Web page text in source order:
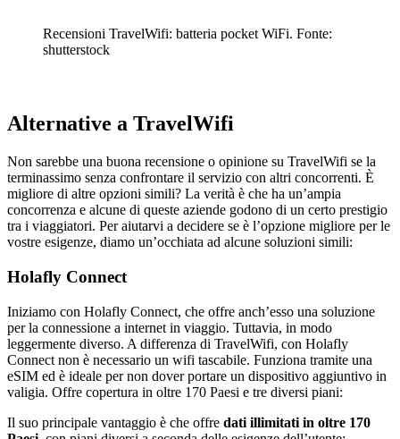
Recensioni TravelWifi: batteria pocket WiFi. Fonte:
shutterstock
Alternative a TravelWifi
Non sarebbe una buona recensione o opinione su TravelWifi se la
terminassimo senza confrontare il servizio con altri concorrenti. È
migliore di altre opzioni simili? La verità è che ha un’ampia
concorrenza e alcune di queste aziende godono di un certo prestigio
tra i viaggiatori. Per aiutarvi a decidere se è l’opzione migliore per le
vostre esigenze, diamo un’occhiata ad alcune soluzioni simili:
Holafly Connect
Iniziamo con Holafly Connect, che offre anch’esso una soluzione
per la connessione a internet in viaggio. Tuttavia, in modo
leggermente diverso. A differenza di TravelWifi, con Holafly
Connect non è necessario un wifi tascabile. Funziona tramite una
eSIM ed è ideale per non dover portare un dispositivo aggiuntivo in
valigia. Offre copertura in oltre 170 Paesi e tre diversi piani:
Il suo principale vantaggio è che offre dati illimitati in oltre 170